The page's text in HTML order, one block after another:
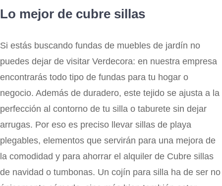
Lo mejor de cubre sillas
Si estás buscando fundas de muebles de jardín no
puedes dejar de visitar Verdecora: en nuestra empresa
encontrarás todo tipo de fundas para tu hogar o
negocio. Además de duradero, este tejido se ajusta a la
perfección al contorno de tu silla o taburete sin dejar
arrugas. Por eso es preciso llevar sillas de playa
plegables, elementos que servirán para una mejora de
la comodidad y para ahorrar el alquiler de Cubre sillas
de navidad o tumbonas. Un cojín para silla ha de ser no